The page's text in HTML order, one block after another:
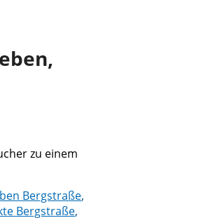
zu einem
Bergstraße,
Bergstraße,